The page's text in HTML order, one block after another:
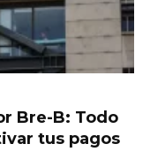
Bre-B: Todo
tus pagos